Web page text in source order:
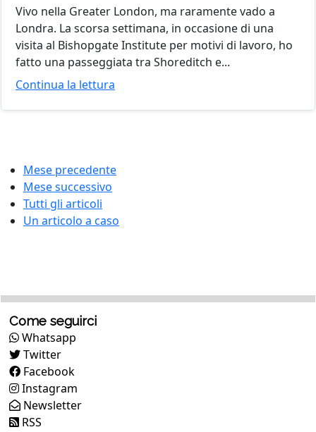
Vivo nella Greater London, ma raramente vado a
Londra. La scorsa settimana, in occasione di una
visita al Bishopgate Institute per motivi di lavoro, ho
fatto una passeggiata tra Shoreditch e...
Continua la lettura
Mese precedente
Mese successivo
Tutti gli articoli
Un articolo a caso
Come seguirci
Whatsapp
Twitter
Facebook
Instagram
Newsletter
RSS